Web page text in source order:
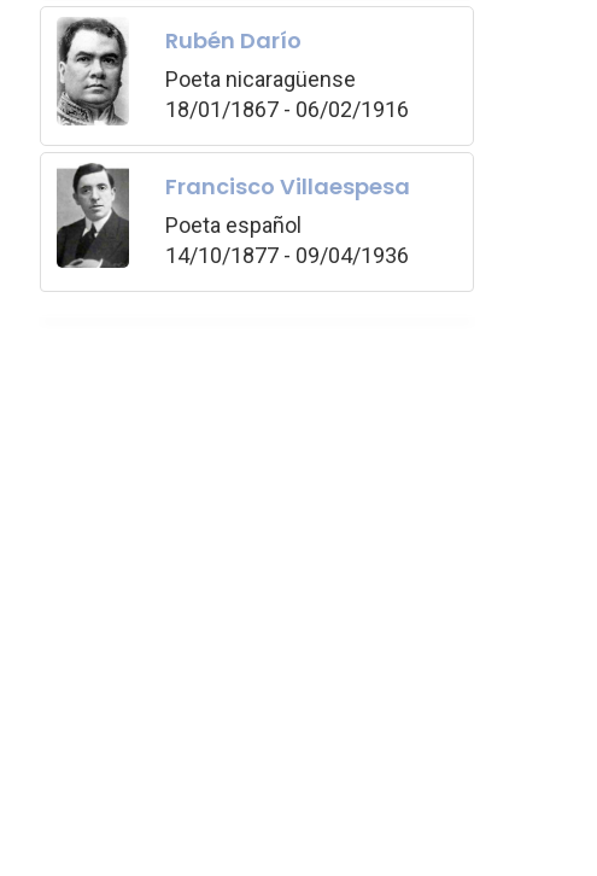
Rubén Darío
Poeta nicaragüense
18/01/1867 - 06/02/1916
Francisco Villaespesa
Poeta español
14/10/1877 - 09/04/1936